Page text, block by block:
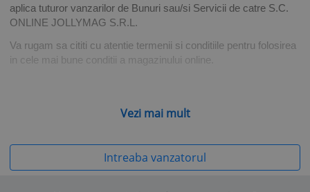
aplica tuturor vanzarilor de Bunuri sau/si Servicii de catre S.C.
ONLINE JOLLYMAG S.R.L.
Va rugam sa cititi cu atentie termenii si conditiile pentru folosirea
in cele mai bune conditii a magazinului online.
S.C. ONLINE JOLLYMAG S.R.L., persoana juridica cu sediul
social in Str. 1 MAI nr. 1, Simleu Silvaniei, Jud. Ssalaj,
Cod Fiscal: 40308027.
Vezi mai mult
Intreaba vanzatorul